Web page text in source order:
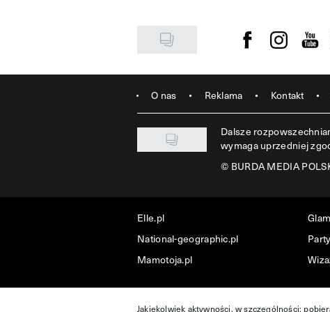
Visit us onVisit us on
Visit
O nas Reklama Kontakt
Dalsze
wymaga uprzedniej
© BURDA MEDIA
Elle.pl
National-geographic.pl
Mamotoja.pl
Jakiekolwiek aktywności, w szczególności: